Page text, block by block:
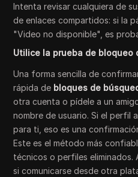
Intenta revisar cualquiera de
de enlaces compartidos: si la
"Video no disponible", es
Utilice la prueba de bloqueo
Una forma sencilla de
rápida de bloques de
otra cuenta o pídele a un
nombre de usuario. Si el perfil
para ti, eso es una
Este es el método más
técnicos o perfiles
si comunicarse desde otra